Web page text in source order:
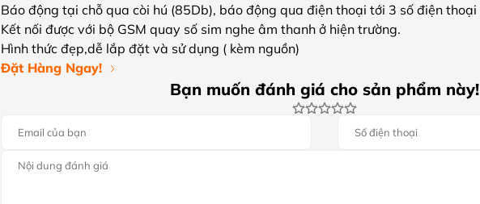
Báo động tại chỗ qua còi hú (85Db), báo động qua điện thoại tới 3 số điện thoại
Kết nối được với bộ GSM quay số sim nghe âm thanh ở hiện trường.
Hình thức đẹp,dễ lắp đặt và sử dụng ( kèm nguồn)
Đặt Hàng Ngay!
Bạn muốn đánh giá cho sản phẩm này!